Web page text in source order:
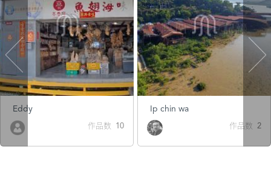
品数 10 作品数 2